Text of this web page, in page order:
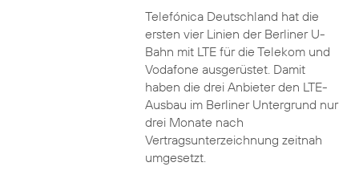
Telefónica Deutschland hat die
ersten vier Linien der Berliner U-
Bahn mit LTE für die Telekom und
Vodafone ausgerüstet. Damit
haben die drei Anbieter den LTE-
Ausbau im Berliner Untergrund nur
drei Monate nach
Vertragsunterzeichnung zeitnah
umgesetzt.